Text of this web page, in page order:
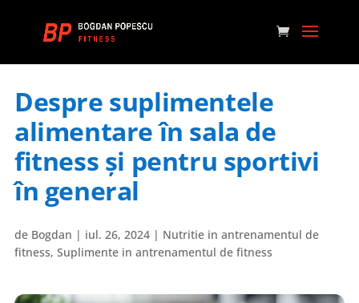
Despre suplimentele
alimentare în sala de
fitness și pentru sportivi
în general
de Bogdan | iul. 26, 2024 | Nutritie in antrenamentul de
fitness, Suplimente in antrenamentul de fitness